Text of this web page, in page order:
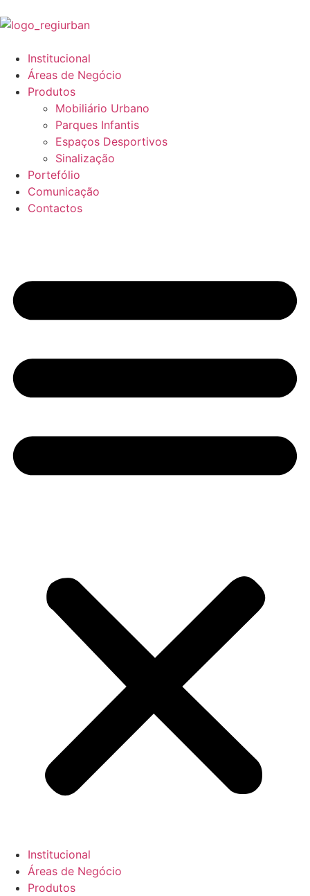
Institucional
Áreas de Negócio
Produtos
Mobiliário Urbano
Parques Infantis
Espaços Desportivos
Sinalização
Portefólio
Comunicação
Contactos
Institucional
Áreas de Negócio
Produtos